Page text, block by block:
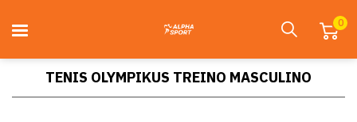
0
TENIS OLYMPIKUS TREINO MASCULINO